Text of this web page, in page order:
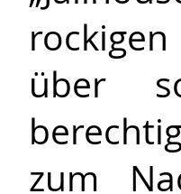
über
zum